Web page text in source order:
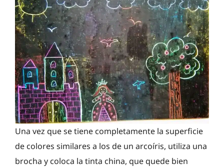
Una vez que se tiene completamente la superficie
de colores similares a los de un arcoíris, utiliza una
brocha y coloca la tinta china, que quede bien